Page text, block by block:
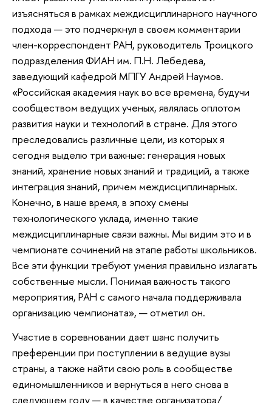
изъясняться в рамках междисциплинарного научного
подхода — это подчеркнул в своем комментарии
член-корреспондент РАН, руководитель Троицкого
подразделения ФИАН им. П.Н. Лебедева,
заведующий кафедрой МПГУ Андрей Наумов.
«Российская академия наук во все времена, будучи
сообществом ведущих ученых, являлась оплотом
развития науки и технологий в стране. Для этого
преследовались различные цели, из которых я
сегодня выделю три важные: генерация новых
знаний, хранение новых знаний и традиций, а также
интеграция знаний, причем междисциплинарных.
Конечно, в наше время, в эпоху смены
технологического уклада, именно такие
междисциплинарные связи важны. Мы видим это и в
чемпионате сочинений на этапе работы школьников.
Все эти функции требуют умения правильно излагать
собственные мысли. Понимая важность такого
мероприятия, РАН с самого начала поддерживала
организацию чемпионата», — отметил он.
Участие в соревновании дает шанс получить
преференции при поступлении в ведущие вузы
страны, а также найти свою роль в сообществе
единомышленников и вернуться в него снова в
следующем году — в качестве организатора/